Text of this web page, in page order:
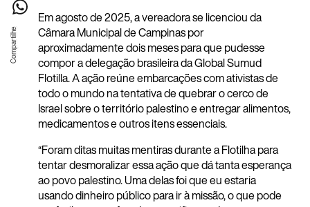
Em agosto de 2025, a vereadora se licenciou da
Câmara Municipal de Campinas por
aproximadamente dois meses para que pudesse
compor a delegação brasileira da Global Sumud
Flotilla. A ação reúne embarcações com ativistas de
todo o mundo na tentativa de quebrar o cerco de
Israel sobre o território palestino e entregar alimentos,
medicamentos e outros itens essenciais.
“Foram ditas muitas mentiras durante a Flotilha para
tentar desmoralizar essa ação que dá tanta esperança
ao povo palestino. Uma delas foi que eu estaria
usando dinheiro público para ir à missão, o que pode